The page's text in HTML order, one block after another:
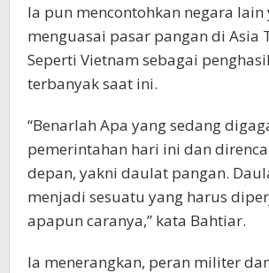
Ia pun mencontohkan negara lain
menguasai pasar pangan di Asia
Seperti Vietnam sebagai
terbanyak saat ini.
“Benarlah Apa yang sedang
pemerintahan hari ini dan
depan, yakni daulat pangan.
menjadi sesuatu yang harus
apapun caranya,” kata Bahtiar.
Ia menerangkan, peran militer